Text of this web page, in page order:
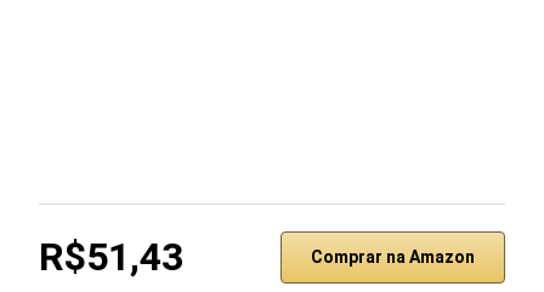
R$51,43 Comprar na Amazon